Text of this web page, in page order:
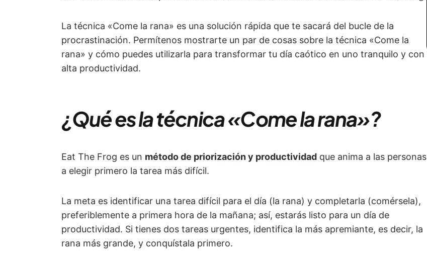
La técnica «Come la rana» es una solución rápida que te sacará del bucle de la
procrastinación. Permítenos mostrarte un par de cosas sobre la técnica «Come la
rana» y cómo puedes utilizarla para transformar tu día caótico en uno tranquilo y con
alta productividad.
¿Qué es la técnica «Come la rana»?
Eat The Frog es un método de priorización y productividad que anima a las personas
a elegir primero la tarea más difícil.
La meta es identificar una tarea difícil para el día (la rana) y completarla (comérsela),
preferiblemente a primera hora de la mañana; así, estarás listo para un día de
productividad. Si tienes dos tareas urgentes, identifica la más apremiante, es decir, la
rana más grande, y conquístala primero.